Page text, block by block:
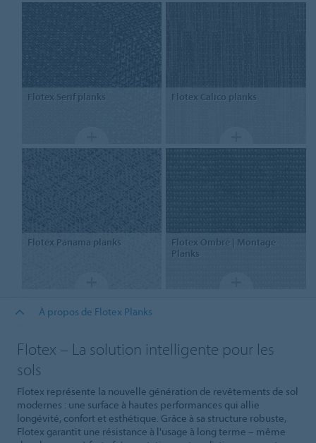
Flotex Serif planks Flotex Calico planks
Flotex Panama planks Flotex Ombré | Montage
Planks
À propos de Flotex Planks
Flotex – La solution intelligente pour les
sols
Flotex représente la nouvelle génération de revêtements de sol
modernes : une surface à hautes performances qui allie
longévité, confort et esthétique. Grâce à sa structure robuste,
Flotex garantit une résistance à l'usage à long terme – même